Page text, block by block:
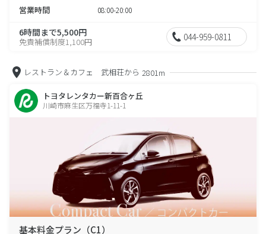
営業時間 08:00-20:00
6時間まで5,500円
免責補償制度1,100円 044-959-0811
レストラン＆カフェ 武相荘から 2801m
トヨタレンタカー新百合ヶ丘
川崎市麻生区万福寺1-11-1
基本料金プラン（C1）